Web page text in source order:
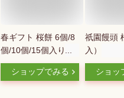
春ギフト 桜餅 6個/8
個/10個/15個入り 箱
入り（冷凍便）【送
料無料 ギフト 誕生
ショップでみる
祇園饅頭
入）
ショッ